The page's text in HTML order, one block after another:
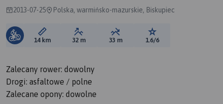
2013-07-25 Polska, warmińsko-mazurskie, Biskupiec
Długość trasy:
14 km Suma przewyższeń:
32 m Suma spadków:
33 m Ocena trasy:
1.6/6
Zalecany rower: dowolny
Drogi: asfaltowe / polne
Zalecane opony: dowolne